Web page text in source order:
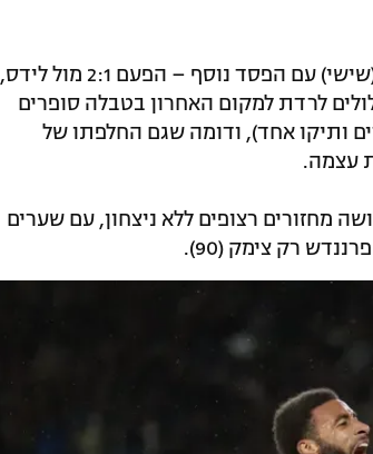
פתיחת העונה המחפירה של ווסטהאם נמשכה הערב (שישי) עם הפסד נוסף – הפעם 2:1 מול לידס,
לרדת למקום האחרון בטבלה סופרים
ותיקו אחד), ודומה שגם החלפתו של
עצמה.
מחזורים רצופים ללא ניצחון, עם שערים